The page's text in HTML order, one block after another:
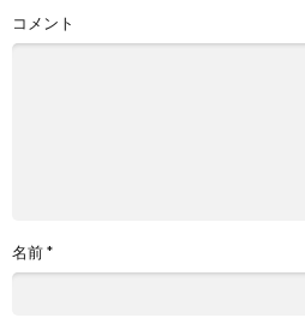
コメント
名前*